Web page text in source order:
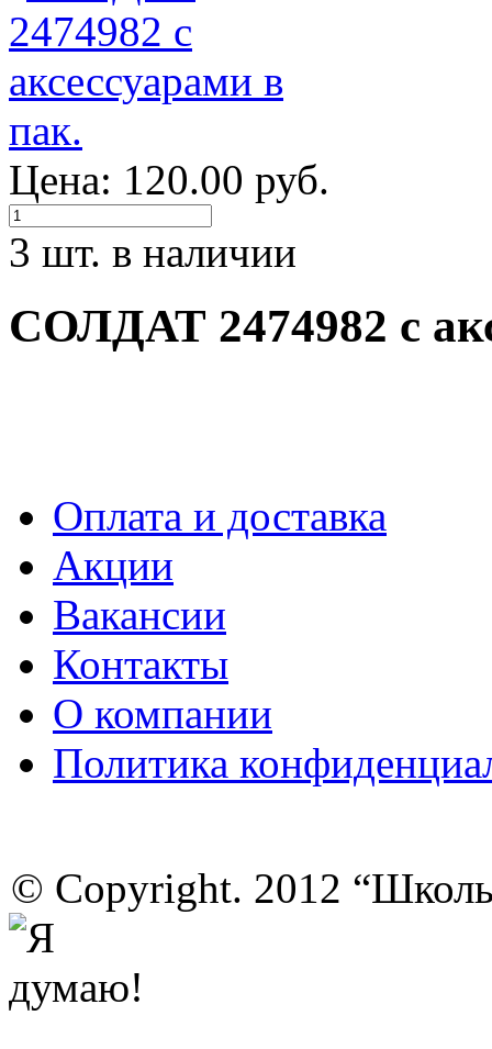
Цена: 120.00 руб.
3 шт. в наличии
СОЛДАТ 2474982 с
Оплата и доставка
Акции
Вакансии
Контакты
О компании
Политика
© Copyright. 2012